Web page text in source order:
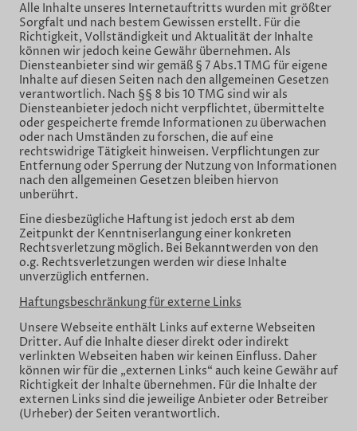
Alle Inhalte unseres Internetauftritts wurden mit größter
Sorgfalt und nach bestem Gewissen erstellt. Für die
Richtigkeit, Vollständigkeit und Aktualität der Inhalte
können wir jedoch keine Gewähr übernehmen. Als
Diensteanbieter sind wir gemäß § 7 Abs.1 TMG für eigene
Inhalte auf diesen Seiten nach den allgemeinen Gesetzen
verantwortlich. Nach §§ 8 bis 10 TMG sind wir als
Diensteanbieter jedoch nicht verpflichtet, übermittelte
oder gespeicherte fremde Informationen zu überwachen
oder nach Umständen zu forschen, die auf eine
rechtswidrige Tätigkeit hinweisen. Verpflichtungen zur
Entfernung oder Sperrung der Nutzung von Informationen
nach den allgemeinen Gesetzen bleiben hiervon
unberührt.
Eine diesbezügliche Haftung ist jedoch erst ab dem
Zeitpunkt der Kenntniserlangung einer konkreten
Rechtsverletzung möglich. Bei Bekanntwerden von den
o.g. Rechtsverletzungen werden wir diese Inhalte
unverzüglich entfernen.
Haftungsbeschränkung für externe Links
Unsere Webseite enthält Links auf externe Webseiten
Dritter. Auf die Inhalte dieser direkt oder indirekt
verlinkten Webseiten haben wir keinen Einfluss. Daher
können wir für die „externen Links“ auch keine Gewähr auf
Richtigkeit der Inhalte übernehmen. Für die Inhalte der
externen Links sind die jeweilige Anbieter oder Betreiber
(Urheber) der Seiten verantwortlich.